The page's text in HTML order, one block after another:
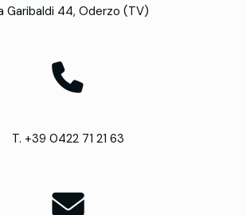
Garibaldi 44, Oderzo (TV)
T. +39 0422 71 21 63